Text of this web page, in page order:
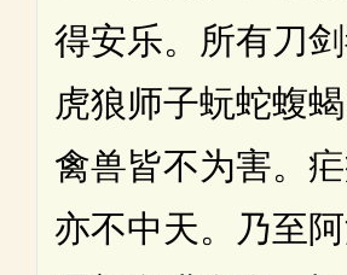
得安乐。所有刀剑
虎狼师子蚖蛇蝮
禽兽皆不为害。
亦不中天。乃至